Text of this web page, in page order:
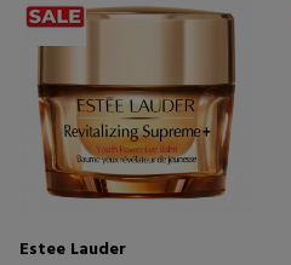
Estee Lauder